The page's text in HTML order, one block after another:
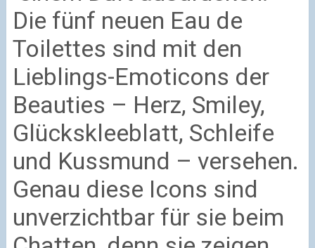
Die fünf neuen Eau de
Toilettes sind mit den
Lieblings-Emoticons der
Beauties – Herz, Smiley,
Glückskleeblatt, Schleife
und Kussmund – versehen.
Genau diese Icons sind
unverzichtbar für sie beim